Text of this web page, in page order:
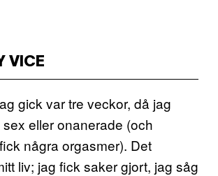
VICE
gick var tre veckor, då jag
eller onanerade (och
några orgasmer). Det
liv; jag fick saker gjort, jag såg